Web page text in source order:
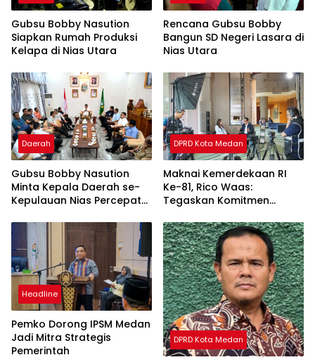
Gubsu Bobby Nasution
Siapkan Rumah Produksi
Kelapa di Nias Utara
Rencana Gubsu Bobby
Bangun SD Negeri Lasara di
Nias Utara
Daerah
Gubsu Bobby Nasution
Minta Kepala Daerah se-
Kepulauan Nias Percepat
DPRD Kota Medan
Maknai Kemerdekaan RI
Ke-81, Rico Waas:
Tegaskan Komitmen
Headline
Pemko Dorong IPSM Medan
Jadi Mitra Strategis
Pemerintah
DPRD Kota Medan